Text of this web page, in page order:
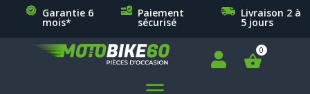
Garantie 6
mois*
Paiement
sécurisé
Livraison 2 à
5 jours
